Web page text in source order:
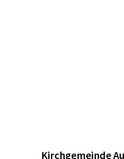
Kirchgemeinde